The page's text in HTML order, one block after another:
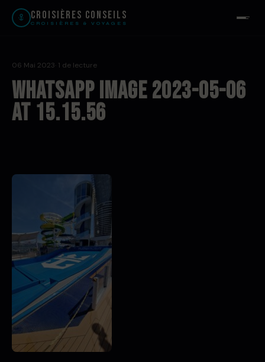
Croisières Conseils
CROISIÈRES & VOYAGES
06 Mai 2023 · 1 de lecture
WhatsApp Image 2023-05-06
at 15.15.56